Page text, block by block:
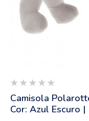
Camisola
Cor: Azul Escuro